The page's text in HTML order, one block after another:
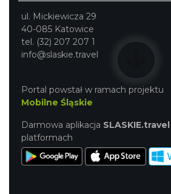
ul. Mickiewicza 29
40-085 Katowice
tel. (32) 207 207 1
info@slaskie.travel
Portal powstał w ramach projektu
Mobilne Śląskie
Darmowa aplikacja SLASKIE.travel
platformach